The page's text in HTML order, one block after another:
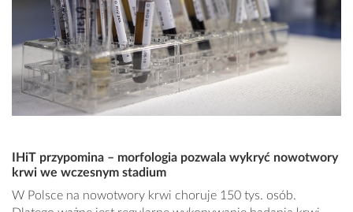
IHiT przypomina – morfologia pozwala wykryć nowotwory
krwi we wczesnym stadium
W Polsce na nowotwory krwi choruje 150 tys. osób.